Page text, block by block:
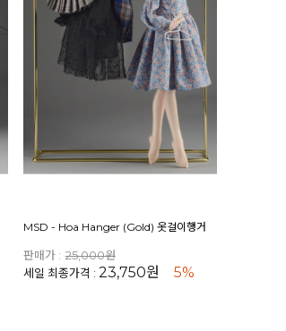
MSD - Hoa Hanger (Gold) 옷걸이행거
판매가 : 25,000원
세일 최종가격 : 23,750원 5%